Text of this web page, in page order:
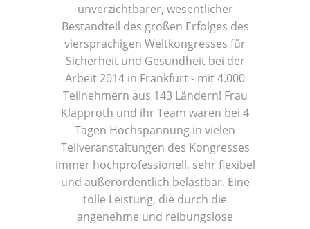
unverzichtbarer, wesentlicher
Bestandteil des großen Erfolges des
viersprachigen Weltkongresses für
Sicherheit und Gesundheit bei der
Arbeit 2014 in Frankfurt - mit 4.000
Teilnehmern aus 143 Ländern! Frau
Klapproth und ihr Team waren bei 4
Tagen Hochspannung in vielen
Teilveranstaltungen des Kongresses
immer hochprofessionell, sehr flexibel
und außerordentlich belastbar. Eine
tolle Leistung, die durch die
angenehme und reibungslose